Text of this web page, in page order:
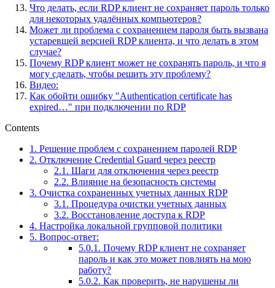
Что делать, если RDP клиент не сохраняет пароль только
для некоторых удалённых компьютеров?
Может ли проблема с сохранением пароля быть вызвана
устаревшей версией RDP клиента, и что делать в этом
случае?
Почему RDP клиент может не сохранять пароль, и что я
могу сделать, чтобы решить эту проблему?
Видео:
Как обойти ошибку "Authentication certificate has
expired…" при подключении по RDP
Contents
1. Решение проблем с сохранением паролей RDP
2. Отключение Credential Guard через реестр
2.1. Шаги для отключения через реестр
2.2. Влияние на безопасность системы
3. Очистка сохраненных учетных данных RDP
3.1. Процедура очистки учетных данных
3.2. Восстановление доступа к RDP
4. Настройка локальной групповой политики
5. Вопрос-ответ:
5.0.1. Почему RDP клиент не сохраняет
пароль и как это может повлиять на мою
работу?
5.0.2. Как проверить, не нарушены ли